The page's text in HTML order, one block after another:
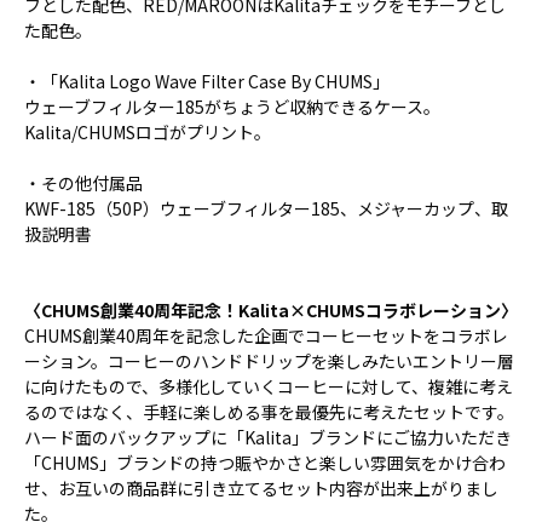
フとした配色、RED/MAROONはKalitaチェックをモチーフとし
た配色。
・「Kalita Logo Wave Filter Case By CHUMS」
ウェーブフィルター185がちょうど収納できるケース。
Kalita/CHUMSロゴがプリント。
・その他付属品
KWF-185（50P）ウェーブフィルター185、メジャーカップ、取
扱説明書
〈CHUMS創業40周年記念！Kalita×CHUMSコラボレーション〉
CHUMS創業40周年を記念した企画でコーヒーセットをコラボレ
ーション。コーヒーのハンドドリップを楽しみたいエントリー層
に向けたもので、多様化していくコーヒーに対して、複雑に考え
るのではなく、手軽に楽しめる事を最優先に考えたセットです。
ハード面のバックアップに「Kalita」ブランドにご協力いただき
「CHUMS」ブランドの持つ賑やかさと楽しい雰囲気をかけ合わ
せ、お互いの商品群に引き立てるセット内容が出来上がりまし
た。